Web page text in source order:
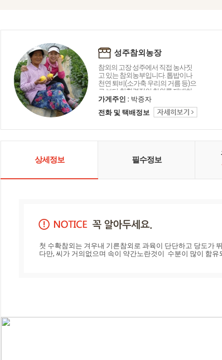
성주참외농장
참외의 고장 성주에서 직접 농사짓
고 있는 참외농부입니다. 톱밥이나
천연 퇴비(소가축 우리의 거름 등)으
로 보다 친환경적인 참외를 재배하
기위해 노력하고 있습니다. 그래서
당도는 물론 최상품의 성주오복꿀
참외를 생산합니다.요즘 성주에서
단단하고 색이 노랗고 맛 또한 뛰어
하는 것은 오복참외입니다. 저희 참
외농장의 참외를 드셔보시고 진정
일 수확 당일 배송을 원칙으로 합니
가게주인 : 박증자
전화 및 택배정보
상세정보 필수정보
첫 수확참외는 겨우내 기른참외로 과육이 단단하고 당도가
다만, 씨가 거의없으며 속이 약간노란것이  수분이 많이 함